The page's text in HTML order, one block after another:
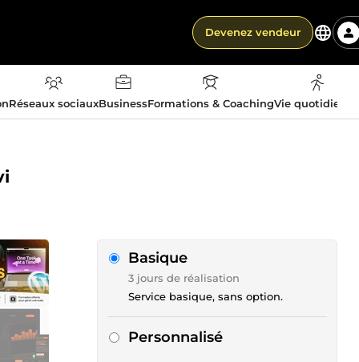
Devenez vendeur
Réseaux sociauxBusinessFormations & CoachingVie
Basique
3 jours de réalisation
Service basique, sans option.
Personnalisé